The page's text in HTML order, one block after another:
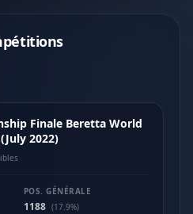
Finale Beretta World
2022)
POS. GÉNÉRALE
1188 (17.9%)